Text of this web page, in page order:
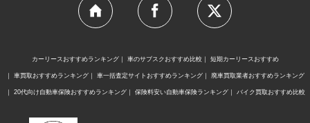
カーリースおすすめランキング 車のサブスクおすすめ比較 短期カーリースおすすめ
車買取おすすめランキング 車一括査定サイトおすすめランキング 廃車買取業者おすすめランキング
20代向け自動車保険おすすめランキング 保険料安い自動車保険ランキング バイク買取おすすめ比較